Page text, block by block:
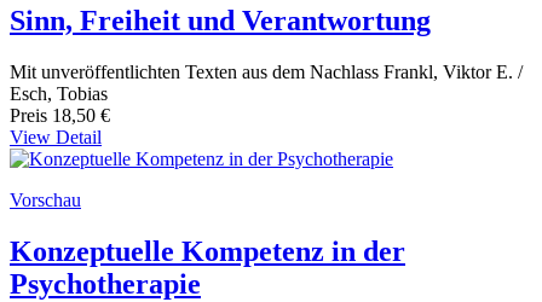
Sinn, Freiheit und Verantwortung
Mit unveröffentlichten Texten aus dem Nachlass Frankl, Viktor E. /
Esch, Tobias
Preis 18,50 €
View Detail
Vorschau
Konzeptuelle Kompetenz in der
Psychotherapie